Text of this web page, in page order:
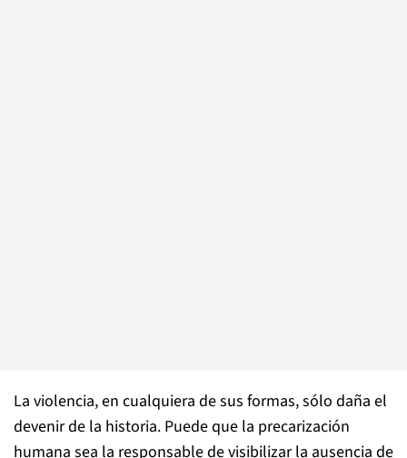
La violencia, en cualquiera de sus formas, sólo daña el
devenir de la historia. Puede que la precarización
humana sea la responsable de visibilizar la ausencia de